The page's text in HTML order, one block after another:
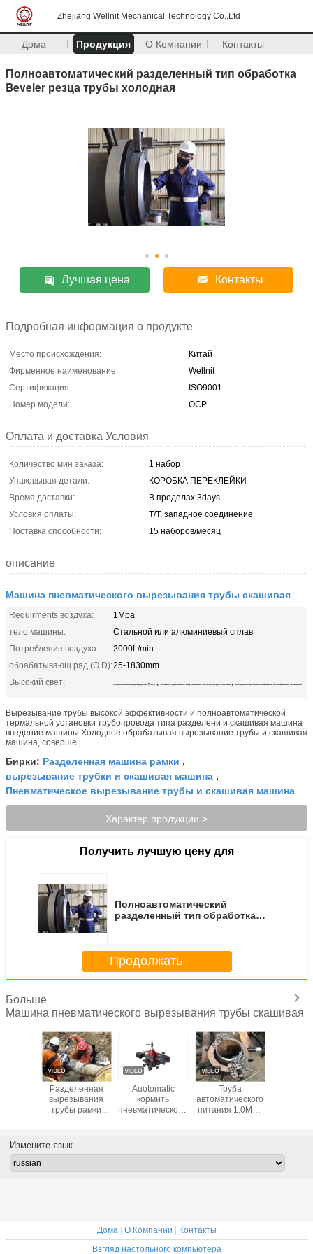
Zhejiang Wellnit Mechanical Technology Co.,Ltd
Дома Продукция О Компании Контакты
Полноавтоматический разделенный тип обработка
Beveler резца трубы холодная
Лучшая цена Контакты
Подробная информация о продукте
Место происхождения:
Китай
Фирменное наименование:
Wellnit
Сертификация:
ISO9001
Номер модели:
OCP
Оплата и доставка Условия
Количество мин заказа:
1 набор
Упаковывая детали:
КОРОБКА ПЕРЕКЛЕЙКИ
Время доставки:
В пределах 3days
Условия оплаты:
T/T, западное соединение
Поставка способности:
15 наборов/месяц
описание
Машина пневматического вырезывания трубы скашивая
Requirments воздуха:
1Mpa
тело машины:
Стальной или алюминиевый сплав
Потребление воздуха:
2000L/min
обрабатывающ ряд (O.D):25-1830mm
Высокий свет:
Разделенный тип резец трубы Beveler , Машина термального вырезывания трубопровода скашивая , Холодная обрабатывая машина вырезывания скашивая
Вырезывание трубы высокой эффективности и полноавтоматической
термальной установки трубопровода типа разделени и скашивая машина
введение машины Холодное обрабатывая вырезывание трубы и скашивая
машина, соверше...
Бирки: Разделенная машина рамки ,
вырезывание трубки и скашивая машина ,
Пневматическое вырезывание трубы и скашивая машина
Характер продукции >
Получить лучшую цену для
Полноавтоматический
разделенный тип обработка
Продолжать
Больше
Машина пневматического вырезывания трубы скашивая
режа
Разделенная
вырезывания
трубы рамки
2000L/Min
пневматического
Auotomatic
кормить
пневматическому
облицовки
Труба
автоматического
питания 1.0MPa
Измените язык
Дома| О Компании | Контакты
Взгляд настольного компьютера